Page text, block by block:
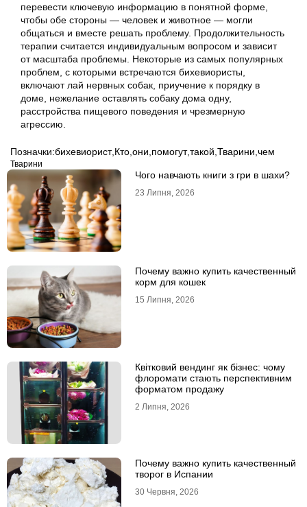
перевести ключевую информацию в понятной форме,
чтобы обе стороны — человек и животное — могли
общаться и вместе решать проблему. Продолжительность
терапии считается индивидуальным вопросом и зависит
от масштаба проблемы. Некоторые из самых популярных
проблем, с которыми встречаются бихевиористы,
включают лай нервных собак, приучение к порядку в
доме, нежелание оставлять собаку дома одну,
расстройства пищевого поведения и чрезмерную
агрессию.
Позначки:бихевиорист, Кто они помогут,такой Тварини чем
Тварини
Чого навчають книги з гри в шахи?
23 Липня, 2026
Почему важно купить качественный
корм для кошек
15 Липня, 2026
Квітковий вендинг як бізнес: чому
флоромати стають перспективним
форматом продажу
2 Липня, 2026
Почему важно купить качественный
творог в Испании
30 Червня, 2026